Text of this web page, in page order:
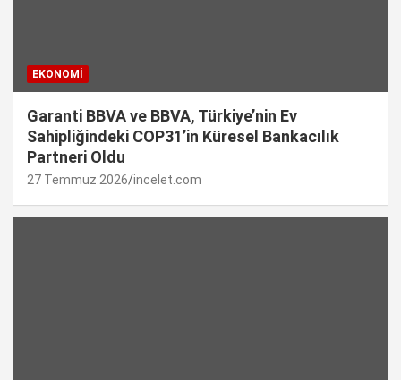
EKONOMI
Garanti BBVA ve BBVA, Türkiye’nin Ev
Sahipliğindeki COP31’in Küresel Bankacılık
Partneri Oldu
27 Temmuz 2026 incelet.com